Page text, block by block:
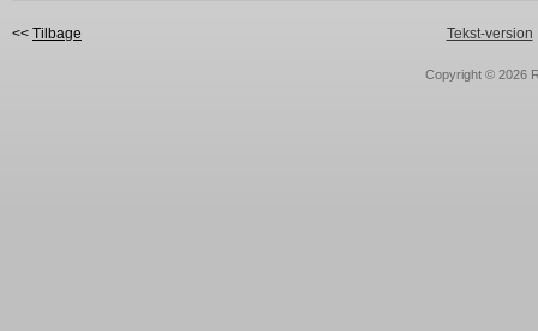
<< Tilbage Tekst-version
Copyright © 2026